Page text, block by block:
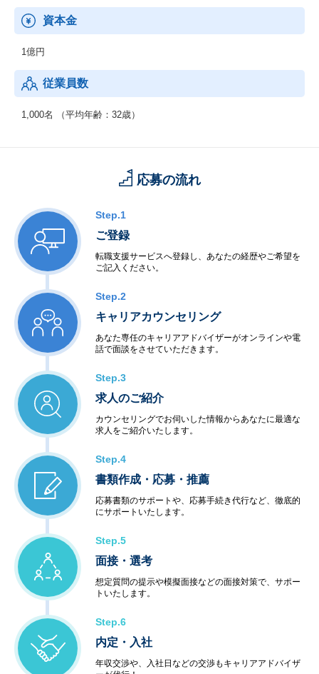
上記以外にも、世の中や顧客のニーズに合わせ、自治体向けや訪
っております。
資本金
1億円
従業員数
1,000名 （平均年齢：32歳）
応募の流れ
Step.1
ご登録
転職支援サービスへ登録し、あなたの経歴やご希望を
ご記入ください。
Step.2
キャリアカウンセリング
あなた専任のキャリアアドバイザーがオンラインや電
話で面談をさせていただきます。
Step.3
求人のご紹介
カウンセリングでお伺いした情報からあなたに最適な
求人をご紹介いたします。
Step.4
書類作成・応募・推薦
応募書類のサポートや、応募手続き代行など、徹底的
にサポートいたします。
Step.5
面接・選考
想定質問の提示や模擬面接などの面接対策で、サポー
トいたします。
Step.6
内定・入社
年収交渉や、入社日などの交渉もキャリアアドバイザ